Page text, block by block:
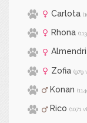
Carlota
Rhona
Almendri
Zofia (979
Konan
Rico (1071